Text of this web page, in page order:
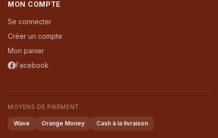
MON COMPTE
Se connecter
Créer un compte
Mon panier
Facebook
MOYENS DE PAIEMENT
Wave Orange Money Cash à la livraison